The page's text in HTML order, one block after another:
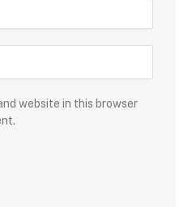
website in this browser